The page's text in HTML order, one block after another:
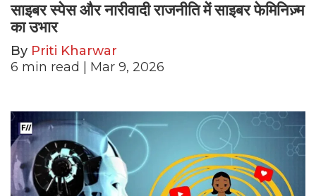
साइबर स्पेस और नारीवादी राजनीति में साइबर फेमिनिज़्म
का उभार
By Priti Kharwar
6 min read | Mar 9, 2026